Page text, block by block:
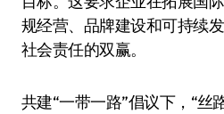
规经营、品牌建设和可持续
社会责任的双赢。
共建“一带一路”倡议下，“丝